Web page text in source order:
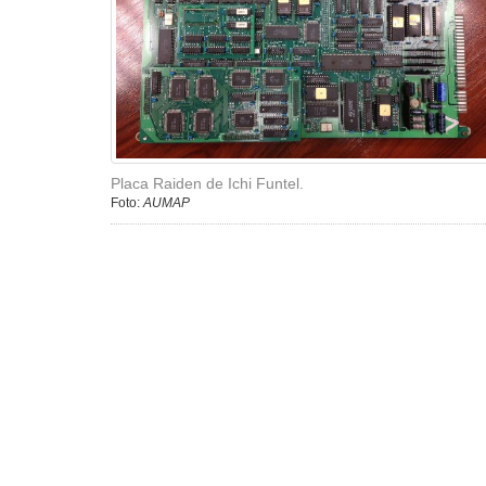
Placa Raiden de Ichi Funtel.
Foto: AUMAP